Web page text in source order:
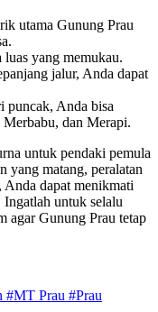
utama Gunung Prau
luas yang memukau.
jalur, Anda dapat
puncak, Anda bisa
dan Merapi.
untuk pendaki pemula
yang matang, peralatan
dapat menikmati
untuk selalu
agar Gunung Prau tetap
#MT Prau #Prau